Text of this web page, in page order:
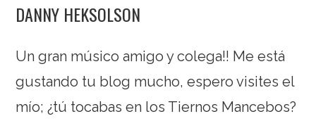
DANNY HEKSOLSON
Un gran músico amigo y colega!! Me está
gustando tu blog mucho, espero visites el
mío; ¿tú tocabas en los Tiernos Mancebos?